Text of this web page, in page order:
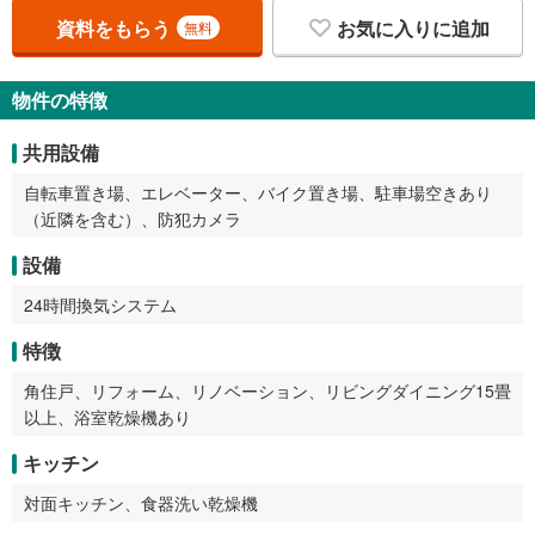
資料をもらう 無料 お気に入りに追加
物件の特徴
共用設備
自転車置き場、エレベーター、バイク置き場、駐車場空きあり
（近隣を含む）、防犯カメラ
設備
24時間換気システム
特徴
角住戸、リフォーム、リノベーション、リビングダイニング15畳
以上、浴室乾燥機あり
キッチン
対面キッチン、食器洗い乾燥機